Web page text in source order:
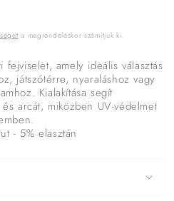
a megrendeléskor számítjuk ki.
amely ideális választás
játszótérre, nyaraláshoz vagy
Kialakítása segít
arcát, miközben UV-védelmet
- 5% elasztán